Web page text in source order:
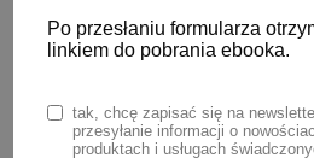
ale nie wiesz od czego
Przygotowałam dla
wyjaśnia wszystkie
zagadnienia związane z
Po przesłaniu formularza
linkiem do pobrania ebooka.
tak, chcę zapisać się na
przesyłanie informacji o
produktach i usługach